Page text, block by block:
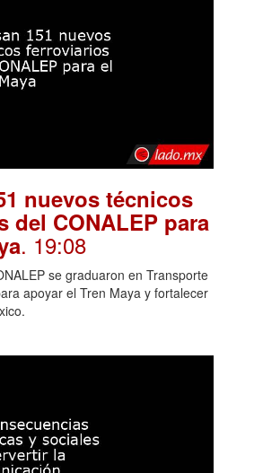
nuevos técnicos
del CONALEP para
. 19:08
se graduaron en Transporte
apoyar el Tren Maya y fortalecer